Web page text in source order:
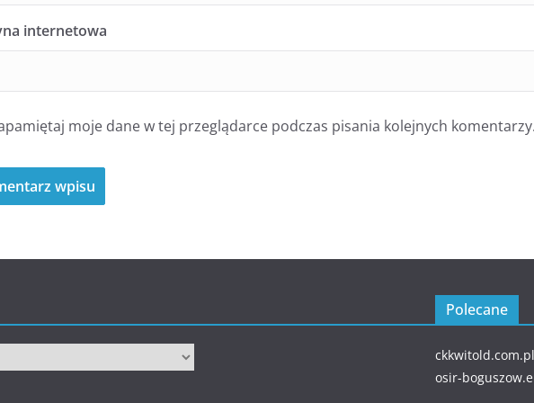
internetowa
moje dane w tej przeglądarce podczas pisania kolejnych komentarzy.
Polecane
ckkwitold.com.pl
osir-